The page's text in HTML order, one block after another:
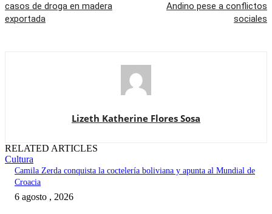
casos de droga en madera
exportada
Andino pese a conflictos
sociales
Lizeth Katherine Flores Sosa
RELATED ARTICLES
Cultura
Camila Zerda conquista la coctelería boliviana y apunta al Mundial de
Croacia
6 agosto , 2026